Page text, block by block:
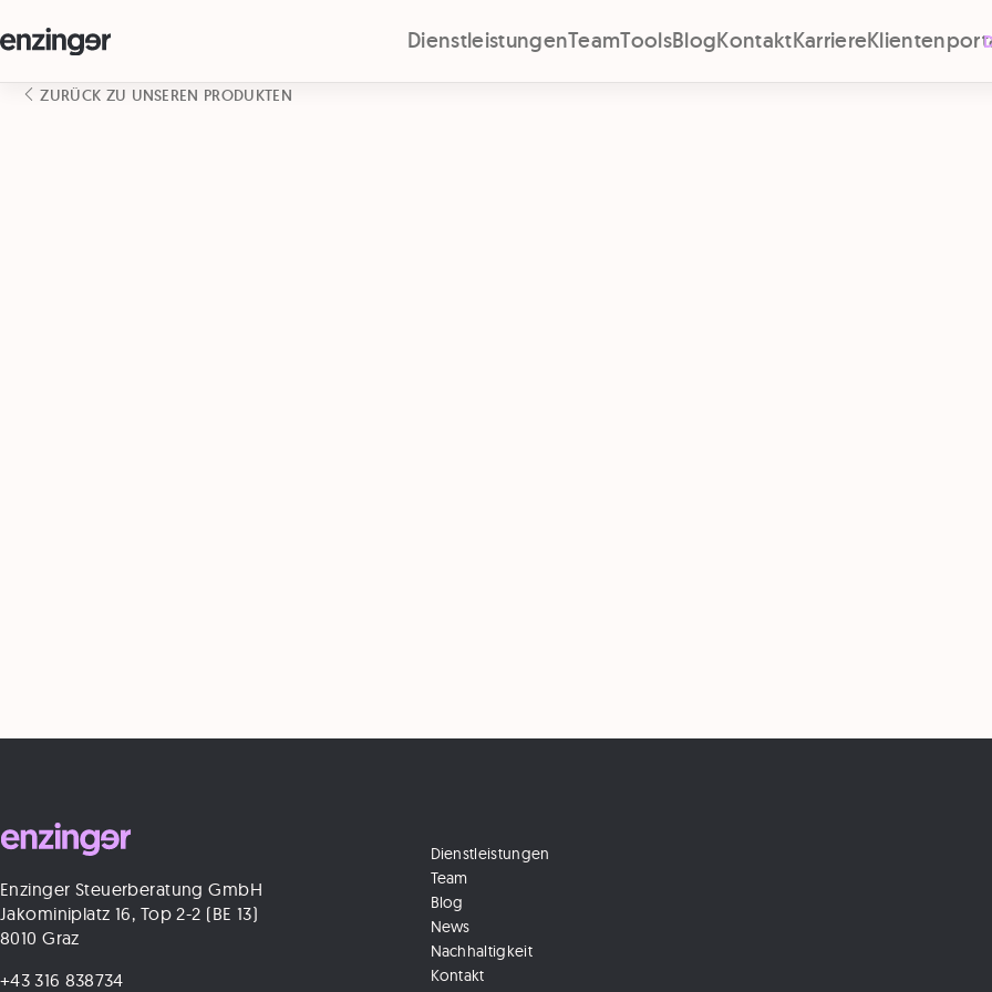
DienstleistungenTeamToolsBlogKontaktKarriere
ZURÜCK ZU UNSEREN PRODUKTEN
Enzinger Steuerberatung GmbH
Jakominiplatz 16, Top 2-2 (BE 13)
8010 Graz
+43 316 838734
Dienstleistungen
Team
Blog
News
Nachhaltigkeit
Kontakt